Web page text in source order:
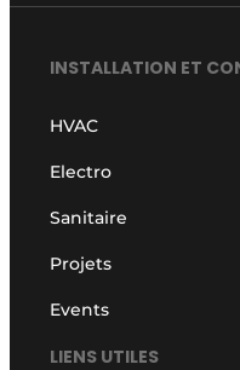
INSTALLATION ET
HVAC
Electro
Sanitaire
Projets
Events
LIENS UTILES